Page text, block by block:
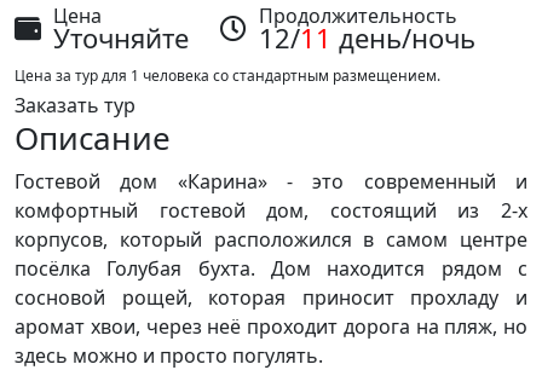
Цена
Уточняйте
Продолжительность
12/11 день/ночь
Цена за тур для 1 человека со стандартным размещением.
Заказать тур
Описание
Гостевой дом «Карина» - это современный и
комфортный гостевой дом, состоящий из 2-х
корпусов, который расположился в самом центре
посёлка Голубая бухта. Дом находится рядом с
сосновой рощей, которая приносит прохладу и
аромат хвои, через неё проходит дорога на пляж, но
здесь можно и просто погулять.